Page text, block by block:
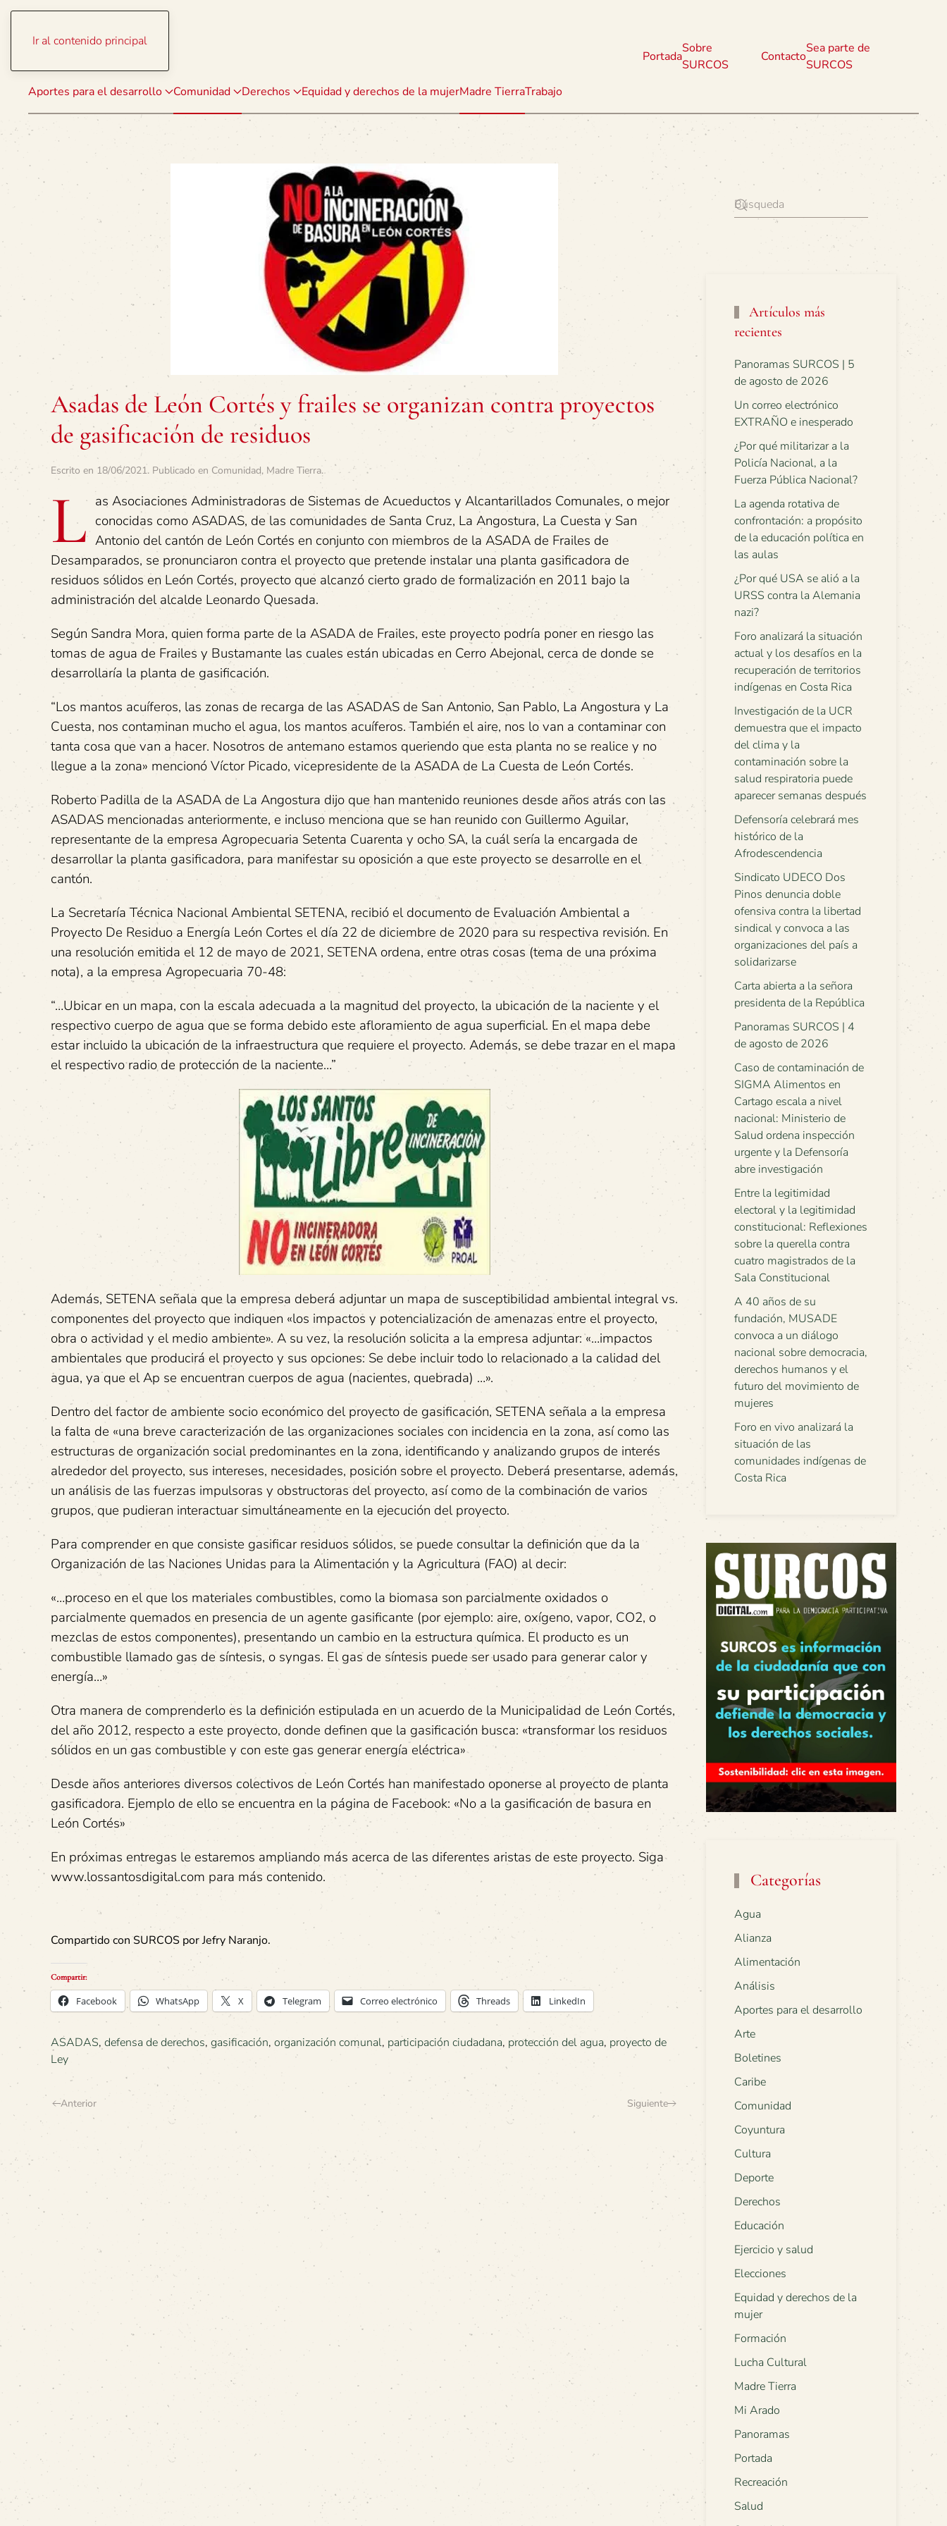
Ir al contenido principal
Aportes para el desarrollo Comunidad Derechos Equidad y derechos de la mujerMadre TierraTrabajo
Portada
Sobre
SURCOS
Contacto
Sea parte de
SURCOS
Asadas de León Cortés y frailes se organizan contra proyectos
de gasificación de residuos
Escrito en 18/06/2021. Publicado en Comunidad, Madre Tierra.
L as Asociaciones Administradoras de Sistemas de Acueductos y Alcantarillados Comunales, o mejor
conocidas como ASADAS, de las comunidades de Santa Cruz, La Angostura, La Cuesta y San
Antonio del cantón de León Cortés en conjunto con miembros de la ASADA de Frailes de
Desamparados, se pronunciaron contra el proyecto que pretende instalar una planta gasificadora de
residuos sólidos en León Cortés, proyecto que alcanzó cierto grado de formalización en 2011 bajo la
administración del alcalde Leonardo Quesada.
Según Sandra Mora, quien forma parte de la ASADA de Frailes, este proyecto podría poner en riesgo las
tomas de agua de Frailes y Bustamante las cuales están ubicadas en Cerro Abejonal, cerca de donde se
desarrollaría la planta de gasificación.
“Los mantos acuíferos, las zonas de recarga de las ASADAS de San Antonio, San Pablo, La Angostura y La
Cuesta, nos contaminan mucho el agua, los mantos acuíferos. También el aire, nos lo van a contaminar con
tanta cosa que van a hacer. Nosotros de antemano estamos queriendo que esta planta no se realice y no
llegue a la zona» mencionó Víctor Picado, vicepresidente de la ASADA de La Cuesta de León Cortés.
Roberto Padilla de la ASADA de La Angostura dijo que han mantenido reuniones desde años atrás con las
ASADAS mencionadas anteriormente, e incluso menciona que se han reunido con Guillermo Aguilar,
representante de la empresa Agropecuaria Setenta Cuarenta y ocho SA, la cuál sería la encargada de
desarrollar la planta gasificadora, para manifestar su oposición a que este proyecto se desarrolle en el
cantón.
La Secretaría Técnica Nacional Ambiental SETENA, recibió el documento de Evaluación Ambiental a
Proyecto De Residuo a Energía León Cortes el día 22 de diciembre de 2020 para su respectiva revisión. En
una resolución emitida el 12 de mayo de 2021, SETENA ordena, entre otras cosas (tema de una próxima
nota), a la empresa Agropecuaria 70-48:
“…Ubicar en un mapa, con la escala adecuada a la magnitud del proyecto, la ubicación de la naciente y el
respectivo cuerpo de agua que se forma debido este afloramiento de agua superficial. En el mapa debe
estar incluido la ubicación de la infraestructura que requiere el proyecto. Además, se debe trazar en el mapa
el respectivo radio de protección de la naciente…”
Además, SETENA señala que la empresa deberá adjuntar un mapa de susceptibilidad ambiental integral vs.
componentes del proyecto que indiquen «los impactos y potencialización de amenazas entre el proyecto,
obra o actividad y el medio ambiente». A su vez, la resolución solicita a la empresa adjuntar: «…impactos
ambientales que producirá el proyecto y sus opciones: Se debe incluir todo lo relacionado a la calidad del
agua, ya que el Ap se encuentran cuerpos de agua (nacientes, quebrada) …».
Dentro del factor de ambiente socio económico del proyecto de gasificación, SETENA señala a la empresa
la falta de «una breve caracterización de las organizaciones sociales con incidencia en la zona, así como las
estructuras de organización social predominantes en la zona, identificando y analizando grupos de interés
alrededor del proyecto, sus intereses, necesidades, posición sobre el proyecto. Deberá presentarse, además,
un análisis de las fuerzas impulsoras y obstructoras del proyecto, así como de la combinación de varios
grupos, que pudieran interactuar simultáneamente en la ejecución del proyecto.
Para comprender en que consiste gasificar residuos sólidos, se puede consultar la definición que da la
Organización de las Naciones Unidas para la Alimentación y la Agricultura (FAO) al decir:
«…proceso en el que los materiales combustibles, como la biomasa son parcialmente oxidados o
parcialmente quemados en presencia de un agente gasificante (por ejemplo: aire, oxígeno, vapor, CO2, o
mezclas de estos componentes), presentando un cambio en la estructura química. El producto es un
combustible llamado gas de síntesis, o syngas. El gas de síntesis puede ser usado para generar calor y
energía…»
Otra manera de comprenderlo es la definición estipulada en un acuerdo de la Municipalidad de León Cortés,
del año 2012, respecto a este proyecto, donde definen que la gasificación busca: «transformar los residuos
sólidos en un gas combustible y con este gas generar energía eléctrica»
Desde años anteriores diversos colectivos de León Cortés han manifestado oponerse al proyecto de planta
gasificadora. Ejemplo de ello se encuentra en la página de Facebook: «No a la gasificación de basura en
León Cortés»
En próximas entregas le estaremos ampliando más acerca de las diferentes aristas de este proyecto. Siga
www.lossantosdigital.com para más contenido.
Compartido con SURCOS por Jefry Naranjo.
Compartir:
Facebook WhatsApp X Telegram Correo electrónico Threads LinkedIn
ASADAS, defensa de derechos, gasificación, organización comunal, participación ciudadana, protección del agua, proyecto de
Ley
Anterior Siguiente
Artículos más
recientes
Panoramas SURCOS | 5
de agosto de 2026
Un correo electrónico
EXTRAÑO e inesperado
¿Por qué militarizar a la
Policía Nacional, a la
Fuerza Pública Nacional?
La agenda rotativa de
confrontación: a propósito
de la educación política en
las aulas
¿Por qué USA se alió a la
URSS contra la Alemania
nazi?
Foro analizará la situación
actual y los desafíos en la
recuperación de territorios
indígenas en Costa Rica
Investigación de la UCR
demuestra que el impacto
del clima y la
contaminación sobre la
salud respiratoria puede
aparecer semanas después
Defensoría celebrará mes
histórico de la
Afrodescendencia
Sindicato UDECO Dos
Pinos denuncia doble
ofensiva contra la libertad
sindical y convoca a las
organizaciones del país a
solidarizarse
Carta abierta a la señora
presidenta de la República
Panoramas SURCOS | 4
de agosto de 2026
Caso de contaminación de
SIGMA Alimentos en
Cartago escala a nivel
nacional: Ministerio de
Salud ordena inspección
urgente y la Defensoría
abre investigación
Entre la legitimidad
electoral y la legitimidad
constitucional: Reflexiones
sobre la querella contra
cuatro magistrados de la
Sala Constitucional
A 40 años de su
fundación, MUSADE
convoca a un diálogo
nacional sobre democracia,
derechos humanos y el
futuro del movimiento de
mujeres
Foro en vivo analizará la
situación de las
comunidades indígenas de
Costa Rica
Categorías
Agua
Alianza
Alimentación
Análisis
Aportes para el desarrollo
Arte
Boletines
Caribe
Comunidad
Coyuntura
Cultura
Deporte
Derechos
Educación
Ejercicio y salud
Elecciones
Equidad y derechos de la
mujer
Formación
Lucha Cultural
Madre Tierra
Mi Arado
Panoramas
Portada
Recreación
Salud